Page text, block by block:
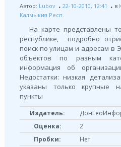
Автор: Lubov 22-10-2010, 12:41 в
Калмыкия Респ.
На карте представлены
республике, подробно
поиск по улицам и адресам в
объектов по разным
информация об
Недостатки: низкая
указаны только крупные
пункты
Издатель:
Оценка:
2
Пробки:
Нет